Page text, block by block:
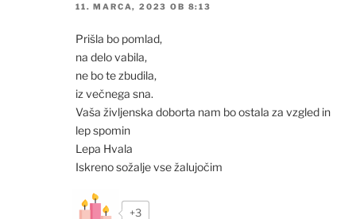
11. MARCA, 2023 OB 8:13
Prišla bo pomlad,
na delo vabila,
ne bo te zbudila,
iz večnega sna.
Vaša življenska doborta nam bo ostala za vzgled in
lep spomin
Lepa Hvala
Iskreno sožalje vse žalujočim
+3